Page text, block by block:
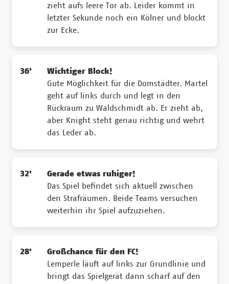
zieht aufs leere Tor ab. Leider kommt in
letzter Sekunde noch ein Kölner und blockt
zur Ecke.
36'
Wichtiger Block!
Gute Möglichkeit für die Domstädter. Martel
geht auf links durch und legt in den
Rückraum zu Waldschmidt ab. Er zieht ab,
aber Knight steht genau richtig und wehrt
das Leder ab.
32'
Gerade etwas ruhiger!
Das Spiel befindet sich aktuell zwischen
den Strafräumen. Beide Teams versuchen
weiterhin ihr Spiel aufzuziehen.
28'
Großchance für den FC!
Lemperle läuft auf links zur Grundlinie und
bringt das Spielgerät dann scharf auf den